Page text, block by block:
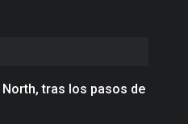
North, tras los pasos de